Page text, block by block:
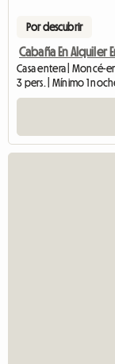
Por descubrir
Cabaña En Alquiler
Casa entera | Moncé-
3 pers. | Mínimo 1